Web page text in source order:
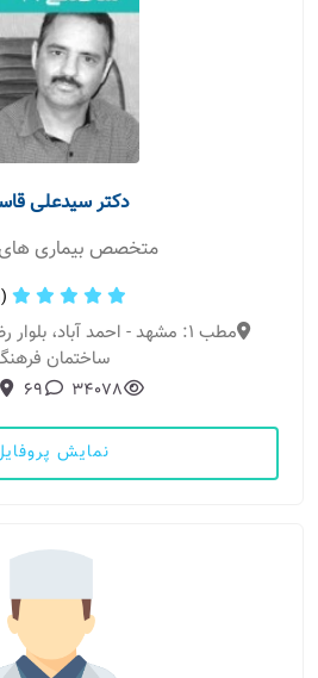
دکتر سیدعلی
متخصص بیماری
(69)
مطب 1: مشهد - احمد آباد،
ساختمان
34078
69
نمایش